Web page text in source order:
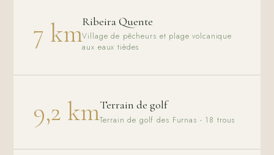
7 kmRibeira Quente
Village de pêcheurs et plage volcanique
aux eaux tièdes
9,2 kmTerrain de golf
Terrain de golf des Furnas - 18 trous